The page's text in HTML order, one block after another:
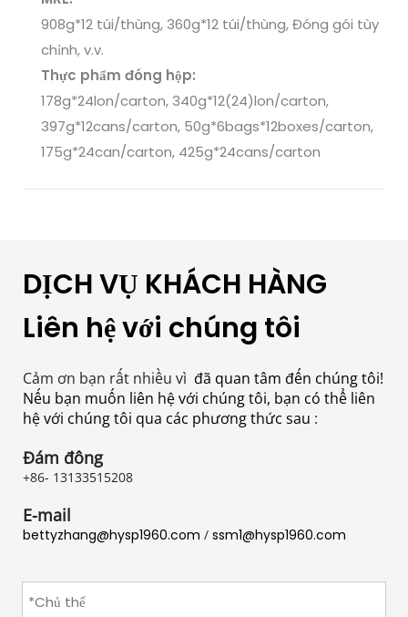
908g*12 túi/thùng, 360g*12 túi/thùng, Đóng gói tùy
chỉnh, v.v.
Thực phẩm đóng hộp:
178g*24lon/carton, 340g*12(24)lon/carton,
397g*12cans/carton, 50g*6bags*12boxes/carton,
175g*24can/carton, 425g*24cans/carton
DỊCH VỤ KHÁCH HÀNG
Liên hệ với chúng tôi
Cảm ơn bạn rất nhiều vì đã quan tâm đến chúng tôi!
Nếu bạn muốn liên hệ với chúng tôi, bạn có thể liên
hệ với chúng tôi qua các phương thức sau :
Đám đông
+86- 13133515208
E-mail
bettyzhang@hysp1960.com / ssm1@hysp1960.com